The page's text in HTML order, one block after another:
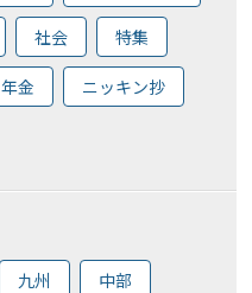
社会 特集
年金 ニッキン抄
九州 中部